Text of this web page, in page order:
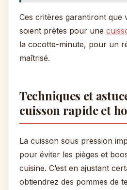
Ces critères garantiront que
soient prêtes pour une
la cocotte-minute, pour un
maîtrisé.
Techniques et
cuisson rapide et
La cuisson sous pression
pour éviter les pièges et
cuisine. C’est en ajustant
obtiendrez des pommes de